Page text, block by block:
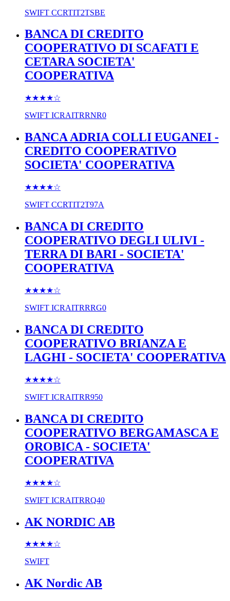
SWIFT CCRTIT2TSBE
BANCA DI CREDITO
COOPERATIVO DI SCAFATI E
CETARA SOCIETA'
COOPERATIVA
★★★★☆
SWIFT ICRAITRRNR0
BANCA ADRIA COLLI EUGANEI -
CREDITO COOPERATIVO
SOCIETA' COOPERATIVA
★★★★☆
SWIFT CCRTIT2T97A
BANCA DI CREDITO
COOPERATIVO DEGLI ULIVI -
TERRA DI BARI - SOCIETA'
COOPERATIVA
★★★★☆
SWIFT ICRAITRRRG0
BANCA DI CREDITO
COOPERATIVO BRIANZA E
LAGHI - SOCIETA' COOPERATIVA
★★★★☆
SWIFT ICRAITRR950
BANCA DI CREDITO
COOPERATIVO BERGAMASCA E
OROBICA - SOCIETA'
COOPERATIVA
★★★★☆
SWIFT ICRAITRRQ40
AK NORDIC AB
★★★★☆
SWIFT
AK Nordic AB